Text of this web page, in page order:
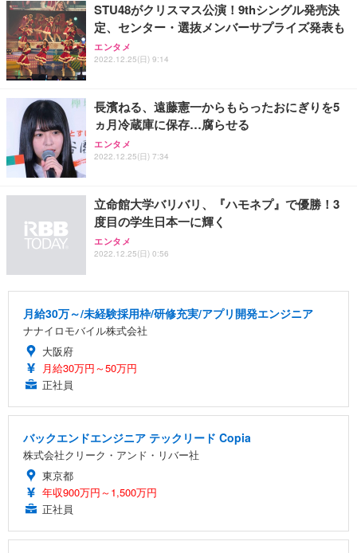
STU48がクリスマス公演！9thシングル発売決
定、センター・選抜メンバーサプライズ発表も
エンタメ
2022.12.25(日) 9:14
長濱ねる、遠藤憲一からもらったおにぎりを5
ヵ月冷蔵庫に保存…腐らせる
エンタメ
2022.12.25(日) 7:34
立命館大学バリバリ、『ハモネプ』で優勝！3
度目の学生日本一に輝く
エンタメ
2022.12.25(日) 0:56
月給30万～/未経験採用枠/研修充実/アプリ開発エンジニア
ナナイロモバイル株式会社
大阪府
月給30万円～50万円
正社員
バックエンドエンジニア テックリード Copia
株式会社クリーク・アンド・リバー社
東京都
年収900万円～1,500万円
正社員